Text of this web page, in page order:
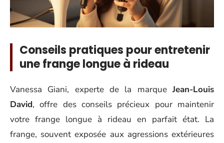
Conseils pratiques pour entretenir
une frange longue à rideau
Vanessa Giani, experte de la marque Jean-Louis
David, offre des conseils précieux pour maintenir
votre frange longue à rideau en parfait état. La
frange, souvent exposée aux agressions extérieures